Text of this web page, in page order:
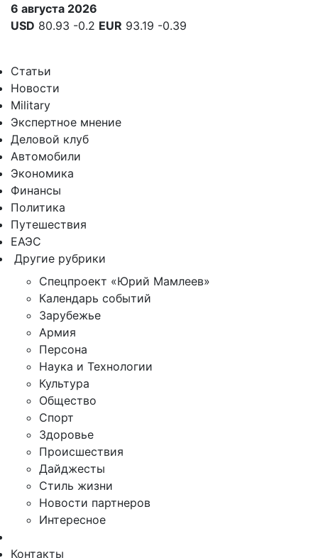
6 августа 2026
USD 80.93 -0.2 EUR 93.19 -0.39
Статьи
Новости
Military
Экспертное мнение
Деловой клуб
Автомобили
Экономика
Финансы
Политика
Путешествия
ЕАЭС
Другие рубрики
Спецпроект «Юрий Мамлеев»
Календарь событий
Зарубежье
Армия
Персона
Наука и Технологии
Культура
Общество
Спорт
Здоровье
Происшествия
Дайджесты
Стиль жизни
Новости партнеров
Интересное
Контакты